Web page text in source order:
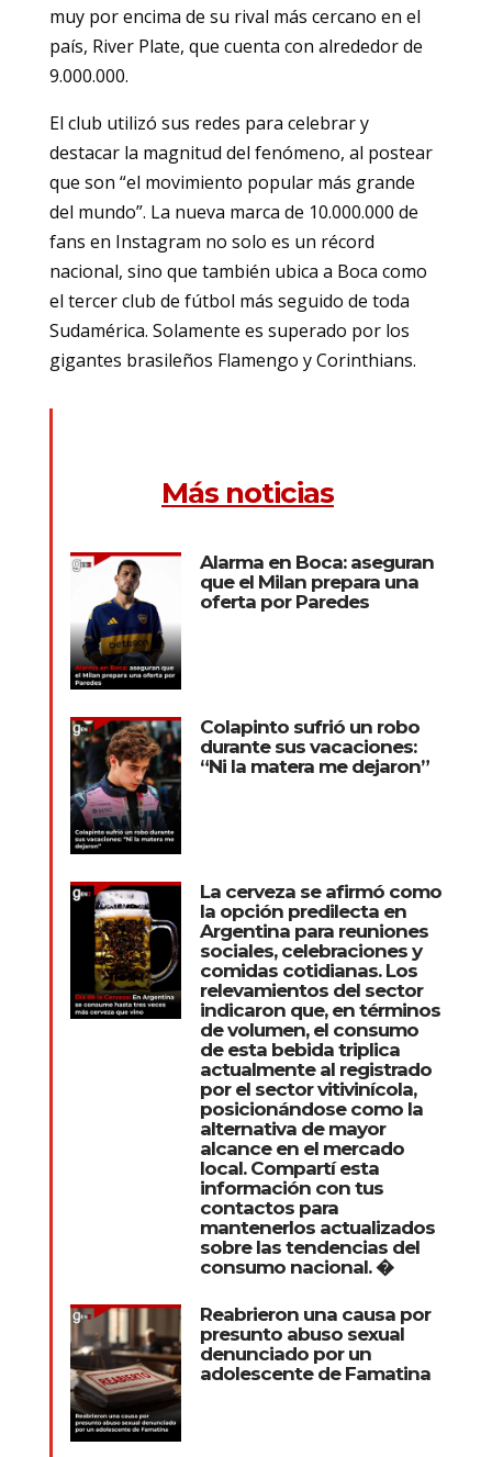
muy por encima de su rival más cercano en el
país, River Plate, que cuenta con alrededor de
9.000.000.
El club utilizó sus redes para celebrar y
destacar la magnitud del fenómeno, al postear
que son “el movimiento popular más grande
del mundo”. La nueva marca de 10.000.000 de
fans en Instagram no solo es un récord
nacional, sino que también ubica a Boca como
el tercer club de fútbol más seguido de toda
Sudamérica. Solamente es superado por los
gigantes brasileños Flamengo y Corinthians.
Más noticias
Alarma en Boca: aseguran
que el Milan prepara una
oferta por Paredes
Colapinto sufrió un robo
durante sus vacaciones:
“Ni la matera me dejaron”
La cerveza se afirmó como
la opción predilecta en
Argentina para reuniones
sociales, celebraciones y
comidas cotidianas. Los
relevamientos del sector
indicaron que, en términos
de volumen, el consumo
de esta bebida triplica
actualmente al registrado
por el sector vitivinícola,
posicionándose como la
alternativa de mayor
alcance en el mercado
local. Compartí esta
información con tus
contactos para
mantenerlos actualizados
sobre las tendencias del
consumo nacional. �
Reabrieron una causa por
presunto abuso sexual
denunciado por un
adolescente de Famatina